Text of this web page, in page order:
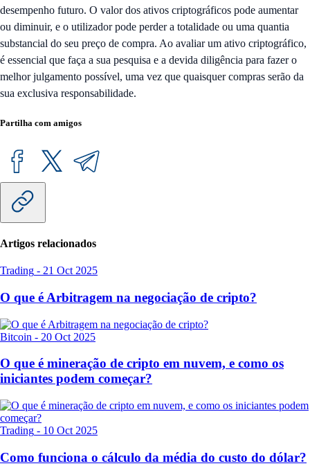
desempenho futuro. O valor dos ativos criptográficos pode aumentar
ou diminuir, e o utilizador pode perder a totalidade ou uma quantia
substancial do seu preço de compra. Ao avaliar um ativo criptográfico,
é essencial que faça a sua pesquisa e a devida diligência para fazer o
melhor julgamento possível, uma vez que quaisquer compras serão da
sua exclusiva responsabilidade.
Partilha com amigos
Artigos relacionados
Trading - 21 Oct 2025
O que é Arbitragem na negociação de cripto?
Bitcoin - 20 Oct 2025
O que é mineração de cripto em nuvem, e como os
iniciantes podem começar?
Trading - 10 Oct 2025
Como funciona o cálculo da média do custo do dólar?